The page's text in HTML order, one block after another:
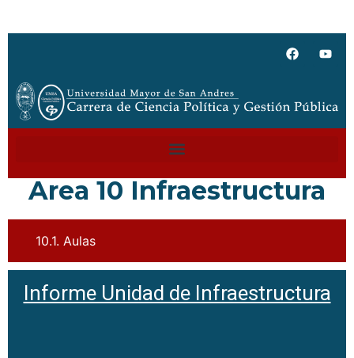
Area 10 Infraestructura
10.1. Aulas
Informe Unidad de Infraestructura